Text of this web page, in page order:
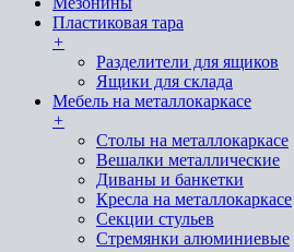
Пластиковая тара
+
Разделители для ящиков
Ящики для склада
Мебель на металлокаркасе
+
Cтолы на металлокаркасе
Вешалки металлические
Диваны и банкетки
Кресла на металлокаркасе
Секции стульев
Стремянки алюминиевые